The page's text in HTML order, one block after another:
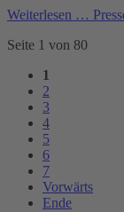
Weiterlesen …
Seite 1 von 80
1
2
3
4
5
6
7
Vorwärts
Ende